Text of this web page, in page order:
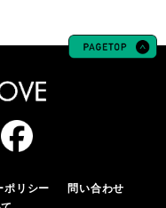
ポリシー
問い合わせ